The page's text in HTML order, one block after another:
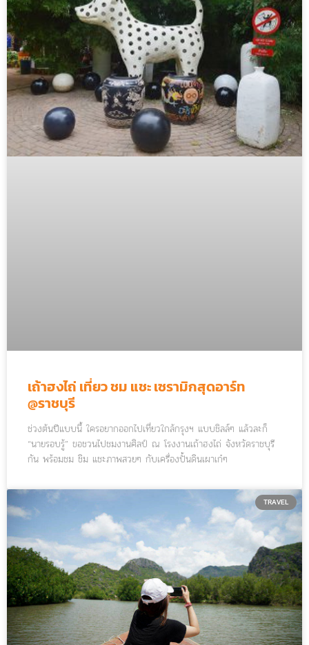
เถ้าฮงไถ่ เที่ยว ชม แชะ เซรามิกสุดอาร์ท
@ราชบุรี
ช่วงต้นปีแบบนี้ ใครอยากออกไปเที่ยวใกล้กรุงฯ แบบชิลล์ๆ แล้วละก็
“นายรอบรู้” ขอชวนไปชมงานศิลป์ ณ โรงงานเถ้าฮงไถ่ จังหวัดราชบุรี
กัน พร้อมชม ชิม แชะภาพสวยๆ กับเครื่องปั้นดินเผาเก๋ๆ
TRAVEL